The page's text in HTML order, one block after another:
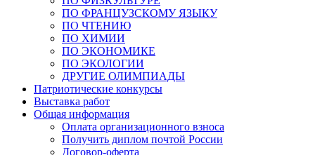
ПО ФРАНЦУЗСКОМУ ЯЗЫКУ
ПО ЧТЕНИЮ
ПО ХИМИИ
ПО ЭКОНОМИКЕ
ПО ЭКОЛОГИИ
ДРУГИЕ ОЛИМПИАДЫ
Патриотические конкурсы
Выставка работ
Общая информация
Оплата организационного взноса
Получить диплом почтой России
Договор-оферта